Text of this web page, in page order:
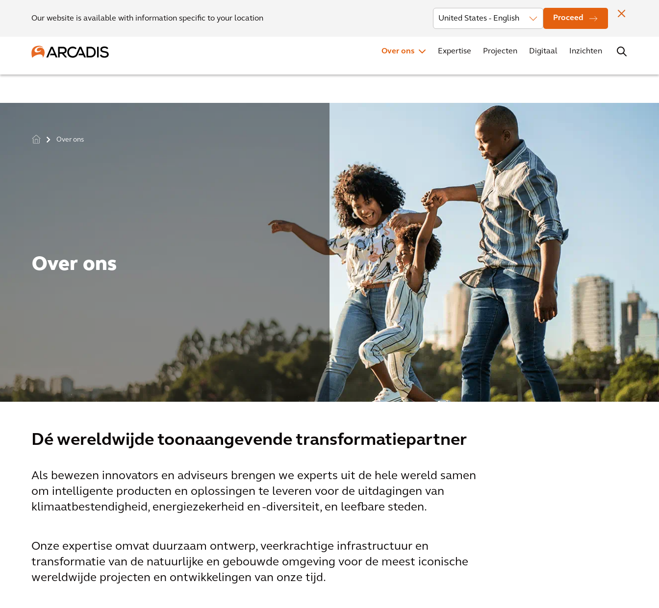
Our website is available with information specific to your location Proceed
Investors Nieuws Evenementen Vestigingen Contact
Over ons Expertise Projecten Digitaal Inzichten
> Over ons
Over ons
Dé wereldwijde toonaangevende transformatiepartner
Als bewezen innovators en adviseurs brengen we experts uit de hele wereld samen
om intelligente producten en oplossingen te leveren voor de uitdagingen van
klimaatbestendigheid, energiezekerheid en -diversiteit, en leefbare steden.
Onze expertise omvat duurzaam ontwerp, veerkrachtige infrastructuur en
transformatie van de natuurlijke en gebouwde omgeving voor de meest iconische
wereldwijde projecten en ontwikkelingen van onze tijd.